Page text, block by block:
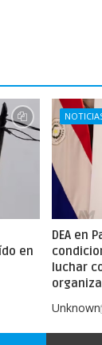
en
DEA en
luchar
Unknown